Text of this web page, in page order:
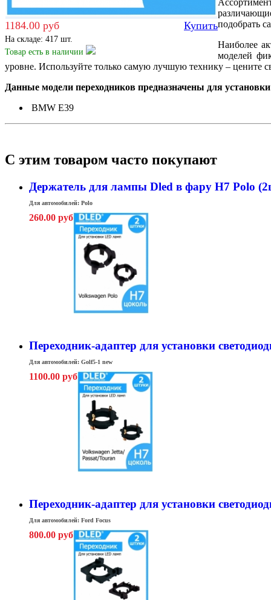
1184.00 руб Купить
На складе: 417 шт.
Товар есть в наличии
подобрать
Наиболее
моделей
уровне. Используйте только самую лучшую технику – цените
Данные модели переходников предназначены для
BMW E39
С этим товаром часто покупают
Держатель для лампы Dled в фару H7 Polo
Для автомобилей: Polo
260.00 руб
Переходник-адаптер для установки
Для автомобилей: Golf5-1 new
1100.00 руб
Переходник-адаптер для установки
Для автомобилей: Ford Focus
800.00 руб